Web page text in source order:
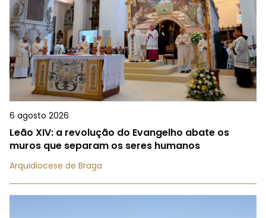
6 agosto 2026
Leão XIV: a revolução do Evangelho abate os
muros que separam os seres humanos
Arquidiocese de Braga